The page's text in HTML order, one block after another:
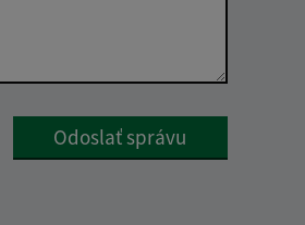
Google reCaptcha Response
Odoslať správu